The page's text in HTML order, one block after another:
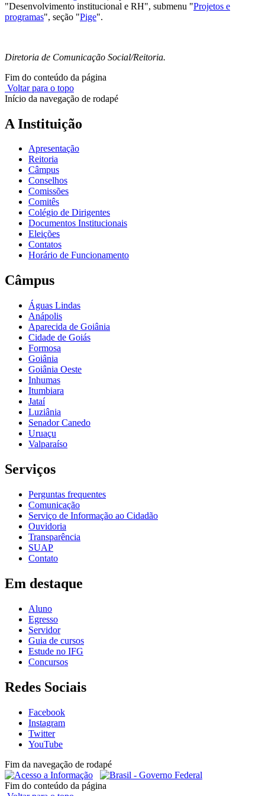
"Desenvolvimento institucional e RH", submenu "Projetos e
programas", seção "Pige".
Diretoria de Comunicação Social/Reitoria.
Fim do conteúdo da página
Voltar para o topo
Início da navegação de rodapé
A Instituição
Apresentação
Reitoria
Câmpus
Conselhos
Comissões
Comitês
Colégio de Dirigentes
Documentos Institucionais
Eleições
Contatos
Horário de Funcionamento
Câmpus
Águas Lindas
Anápolis
Aparecida de Goiânia
Cidade de Goiás
Formosa
Goiânia
Goiânia Oeste
Inhumas
Itumbiara
Jataí
Luziânia
Senador Canedo
Uruaçu
Valparaíso
Serviços
Perguntas frequentes
Comunicação
Serviço de Informação ao Cidadão
Ouvidoria
Transparência
SUAP
Contato
Em destaque
Aluno
Egresso
Servidor
Guia de cursos
Estude no IFG
Concursos
Redes Sociais
Facebook
Instagram
Twitter
YouTube
Fim da navegação de rodapé
Fim do conteúdo da página